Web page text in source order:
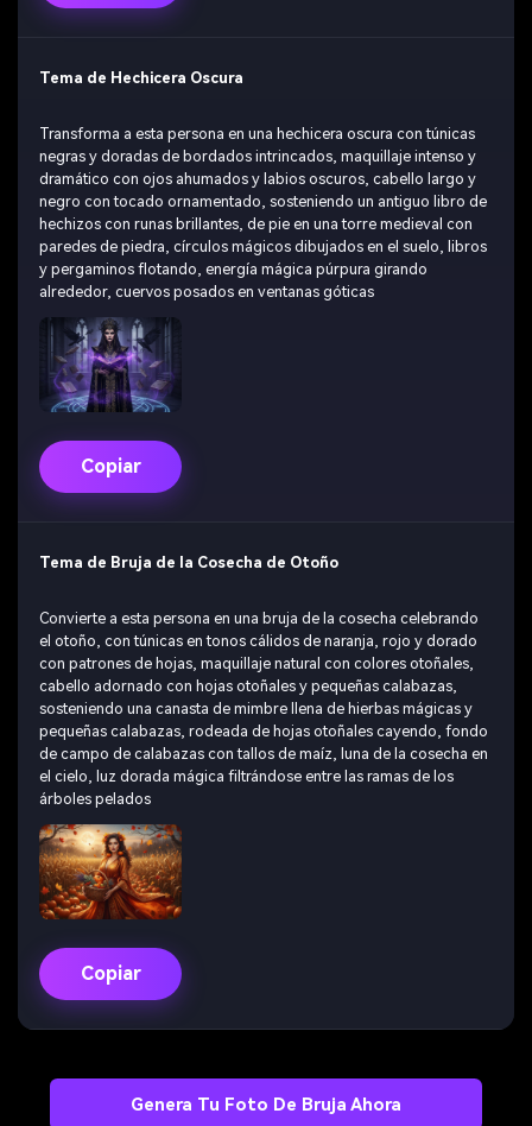
Tema de Hechicera Oscura
Transforma a esta persona en una hechicera oscura con túnicas
negras y doradas de bordados intrincados, maquillaje intenso y
dramático con ojos ahumados y labios oscuros, cabello largo y
negro con tocado ornamentado, sosteniendo un antiguo libro de
hechizos con runas brillantes, de pie en una torre medieval con
paredes de piedra, círculos mágicos dibujados en el suelo, libros
y pergaminos flotando, energía mágica púrpura girando
alrededor, cuervos posados en ventanas góticas
Copiar
Tema de Bruja de la Cosecha de Otoño
Convierte a esta persona en una bruja de la cosecha celebrando
el otoño, con túnicas en tonos cálidos de naranja, rojo y dorado
con patrones de hojas, maquillaje natural con colores otoñales,
cabello adornado con hojas otoñales y pequeñas calabazas,
sosteniendo una canasta de mimbre llena de hierbas mágicas y
pequeñas calabazas, rodeada de hojas otoñales cayendo, fondo
de campo de calabazas con tallos de maíz, luna de la cosecha en
el cielo, luz dorada mágica filtrándose entre las ramas de los
árboles pelados
Copiar
Genera Tu Foto De Bruja Ahora